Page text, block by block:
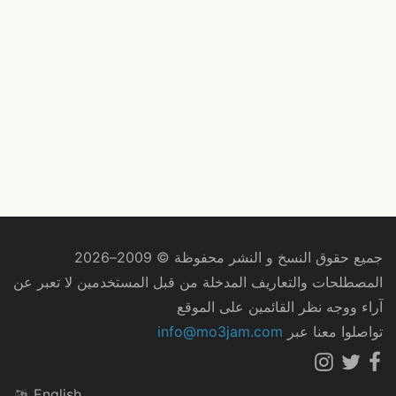
جميع حقوق النسخ و النشر محفوظة © 2009–2026
المصطلحات والتعاريف المدخلة من قبل المستخدمين لا تعبر عن
آراء ووجه نظر القائمين على الموقع
تواصلوا معنا عبر info@mo3jam.com